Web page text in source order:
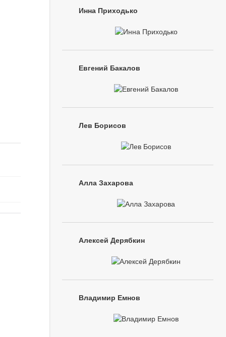
Инна Приходько
Евгений Бакалов
Лев Борисов
Алла Захарова
Алексей Дерябкин
Владимир Емнов